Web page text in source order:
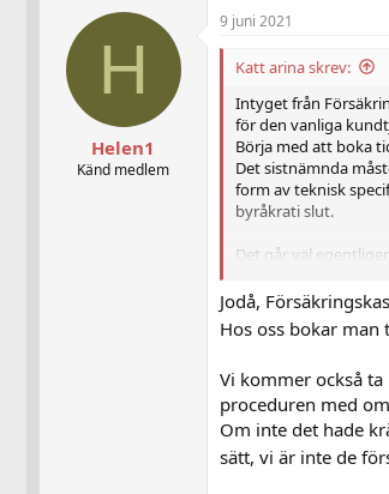
H
Helen1
Känd medlem
9 juni 2021
Katt arina skrev:
Intyget från
för den vanliga
Börja med att boka
Det sistnämnda
form av teknisk
byråkrati slut.
Det går väl
Skatteverket skrev
Jodå,
Hos oss bokar
Vi kommer också
proceduren med
Om inte det hade
sätt, vi är inte de